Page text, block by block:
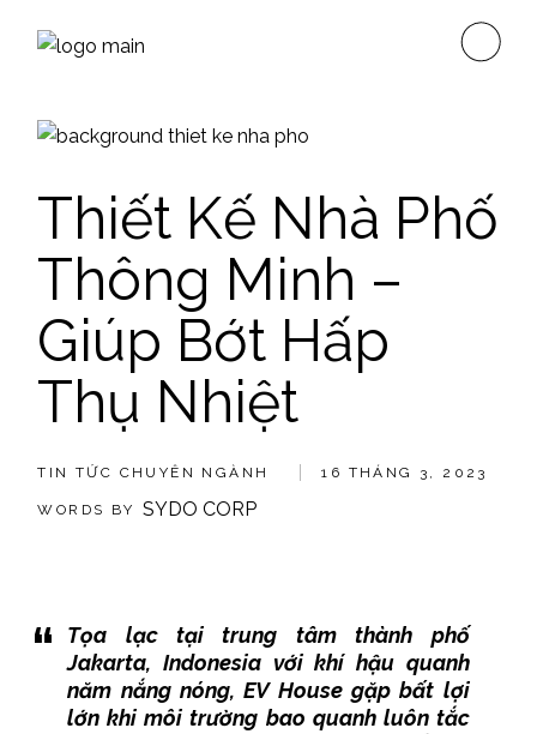
Thiết Kế Nhà Phố
Thông Minh –
Giúp Bớt Hấp
Thụ Nhiệt
TIN TỨC CHUYÊN NGÀNH 16 THÁNG 3, 2023
WORDS BY SYDO CORP
Tọa lạc tại trung tâm thành phố
Jakarta, Indonesia với khí hậu quanh
năm nắng nóng, EV House gặp bất lợi
lớn khi môi trường bao quanh luôn tắc